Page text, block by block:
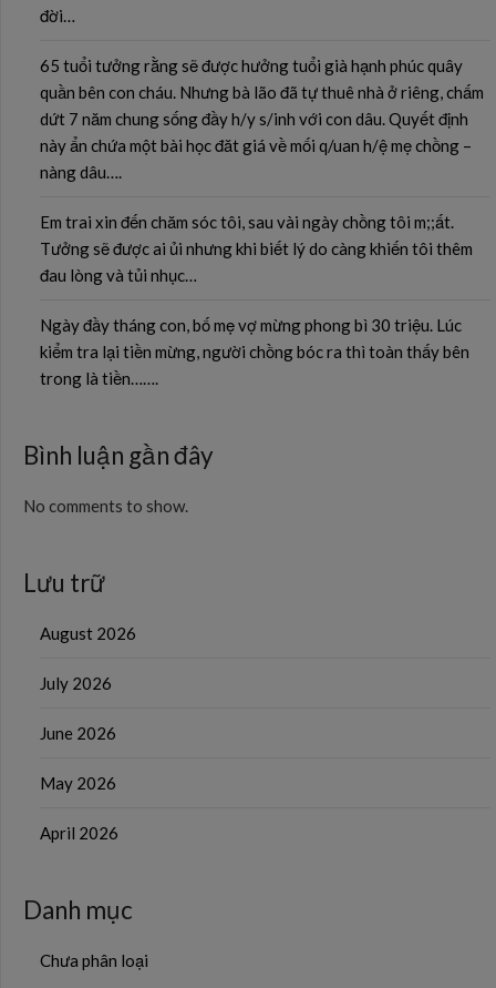
đời…
65 tuổi tưởng rằng sẽ được hưởng tuổi già hạnh phúc quây
quần bên con cháu. Nhưng bà lão đã tự thuê nhà ở riêng, chấm
dứt 7 năm chung sống đầy h/y s/inh với con dâu. Quyết định
này ẩn chứa một bài học đăt giá về mối q/uan h/ệ mẹ chồng –
nàng dâu….
Em trai xin đến chăm sóc tôi, sau vài ngày chồng tôi m;;ất.
Tưởng sẽ được ai ủi nhưng khi biết lý do càng khiến tôi thêm
đau lòng và tủi nhục…
Ngày đầy tháng con, bố mẹ vợ mừng phong bì 30 triệu. Lúc
kiểm tra lại tiền mừng, người chồng bóc ra thì toàn thấy bên
trong là tiền…….
Bình luận gần đây
No comments to show.
Lưu trữ
August 2026
July 2026
June 2026
May 2026
April 2026
Danh mục
Chưa phân loại